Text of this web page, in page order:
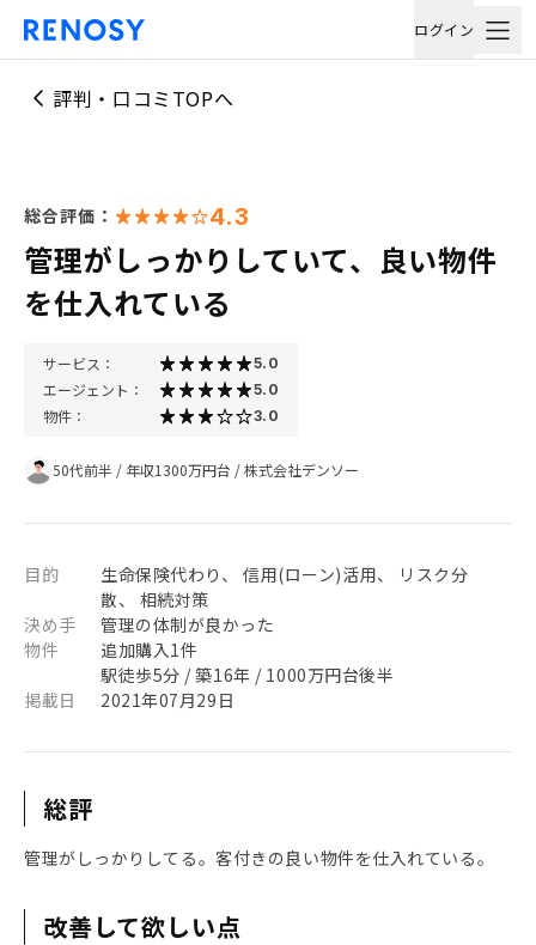
ログイン
評判・口コミTOPへ
総合評価： 4.3
管理がしっかりしていて、良い物件
を仕入れている
サービス： 5.0
エージェント： 5.0
物件： 3.0
50代前半 / 年収1300万円台 /株式会社デンソー
目的
生命保険代わり、 信用(ローン)活用、 リスク分
散、 相続対策
決め手
管理の体制が良かった
物件
追加購入1件
駅徒歩5分 / 築16年 / 1000万円台後半
掲載日
2021年07月29日
総評
管理がしっかりしてる。客付きの良い物件を仕入れている。
改善して欲しい点